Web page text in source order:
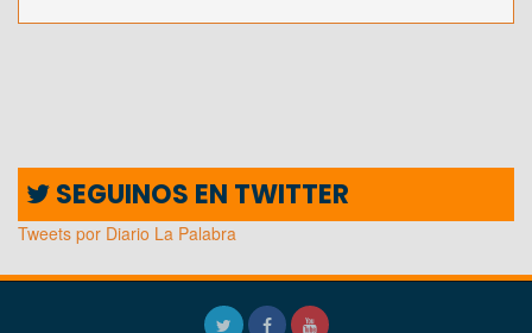
SEGUINOS EN TWITTER
Tweets por Diario La Palabra